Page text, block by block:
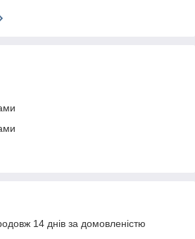
14 днів за домовленістю